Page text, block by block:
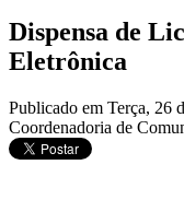
Dispensa de
Eletrônica
Publicado em Terça, 26
Coordenadoria de